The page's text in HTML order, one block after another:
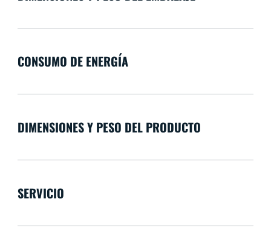
CONSUMO DE ENERGÍA
DIMENSIONES Y PESO DEL PRODUCTO
SERVICIO